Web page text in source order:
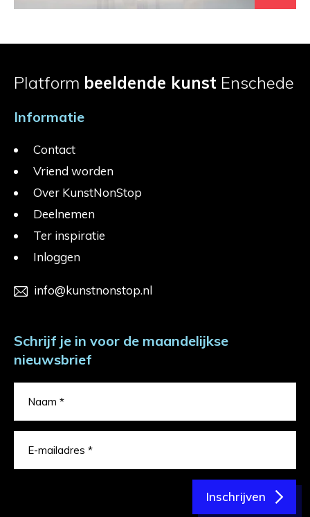
Platform beeldende kunst Enschede
Informatie
Contact
Vriend worden
Over KunstNonStop
Deelnemen
Ter inspiratie
Inloggen
info@kunstnonstop.nl
Schrijf je in voor de maandelijkse
nieuwsbrief
Inschrijven